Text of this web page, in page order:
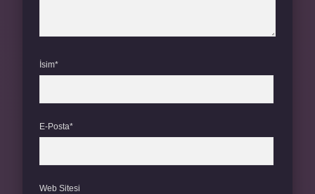
İsim*
E-Posta*
Web Sitesi